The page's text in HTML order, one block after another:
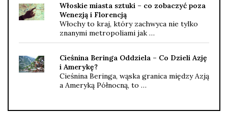
Włoskie miasta sztuki – co zobaczyć poza
Wenezją i Florencją
Włochy to kraj, który zachwyca nie tylko
znanymi metropoliami jak …
Cieśnina Beringa Oddziela – Co Dzieli Azję
i Amerykę?
Cieśnina Beringa, wąska granica między Azją
a Ameryką Północną, to …